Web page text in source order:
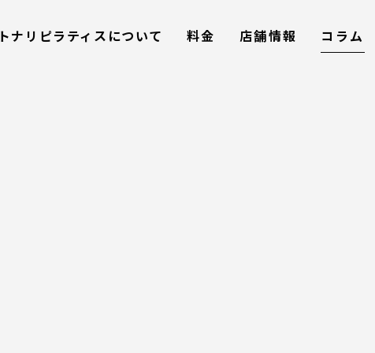
トナリピラティスについて 料金 店舗情報 コラム